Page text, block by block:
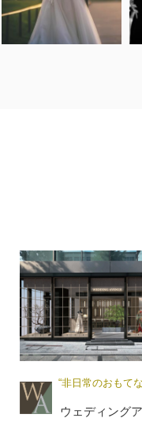
“非日常のおもて
ウェディング